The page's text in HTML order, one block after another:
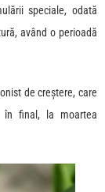
speciale, odată
având o perioadă
de creștere, care
în final, la moartea